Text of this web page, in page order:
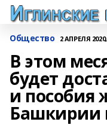
Общество 2 АПРЕЛЯ 2020,
В этом
будет
и пособия
Башкирии